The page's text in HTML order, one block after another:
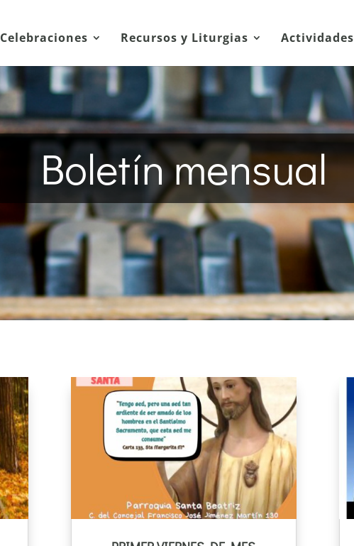
Celebraciones Recursos y Liturgias Actividades
Boletín mensual